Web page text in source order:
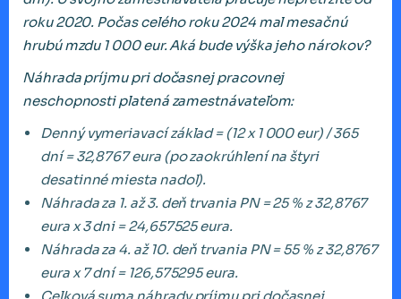
roku 2020. Počas celého roku 2024 mal mesačnú
hrubú mzdu 1 000 eur. Aká bude výška jeho nárokov?
Náhrada príjmu pri dočasnej pracovnej
neschopnosti platená zamestnávateľom:
Denný vymeriavací základ = (12 x 1 000 eur) / 365
dní = 32,8767 eura (po zaokrúhlení na štyri
desatinné miesta nadol).
Náhrada za 1. až 3. deň trvania PN = 25 % z 32,8767
eura x 3 dni = 24,657525 eura.
Náhrada za 4. až 10. deň trvania PN = 55 % z 32,8767
eura x 7 dní = 126,575295 eura.